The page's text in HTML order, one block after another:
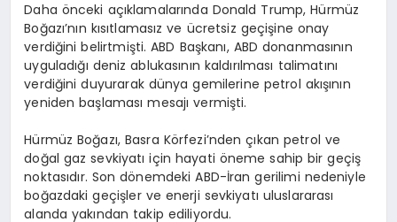
Daha önceki açıklamalarında Donald Trump, Hürmüz
Boğazı’nın kısıtlamasız ve ücretsiz geçişine onay
verdiğini belirtmişti. ABD Başkanı, ABD donanmasının
uyguladığı deniz ablukasının kaldırılması talimatını
verdiğini duyurarak dünya gemilerine petrol akışının
yeniden başlaması mesajı vermişti.
Hürmüz Boğazı, Basra Körfezi’nden çıkan petrol ve
doğal gaz sevkiyatı için hayati öneme sahip bir geçiş
noktasıdır. Son dönemdeki ABD-İran gerilimi nedeniyle
boğazdaki geçişler ve enerji sevkiyatı uluslararası
alanda yakından takip ediliyordu.